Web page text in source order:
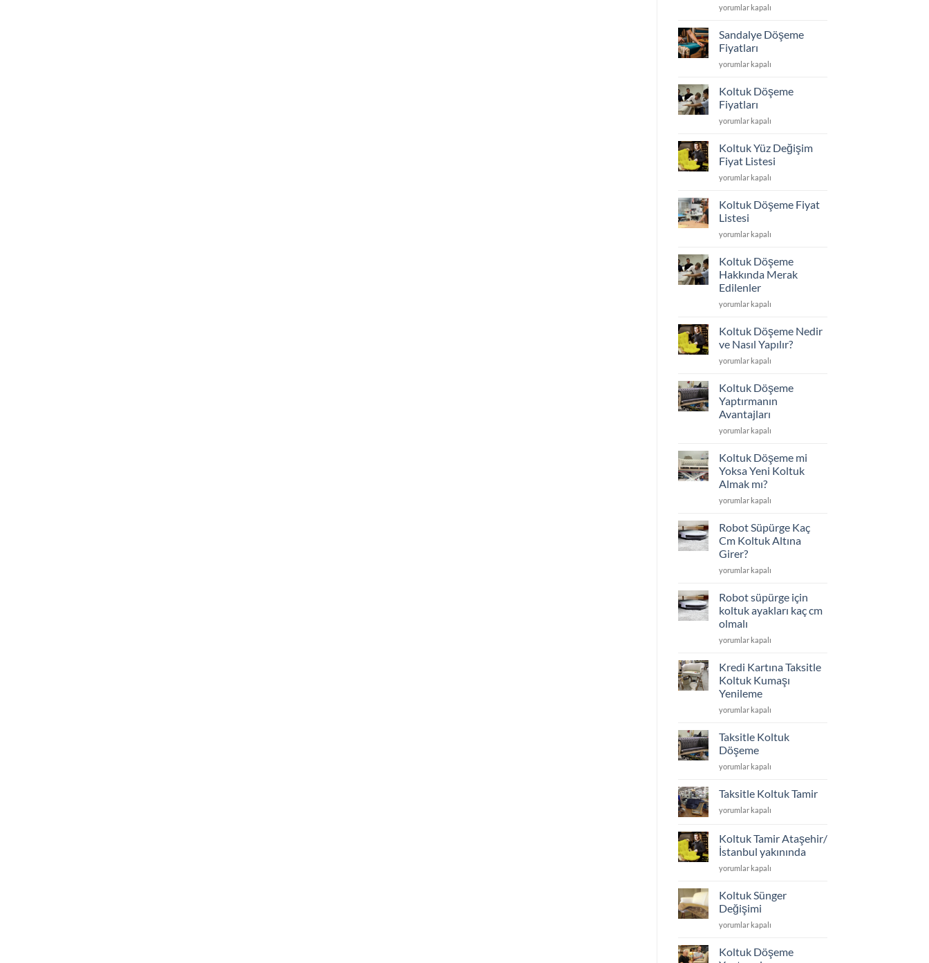
Değişimi
Dayanıklı
Kumaş
Seçimi
için
Kedi
Karşı
Dayanıklı
Koltuk
Hangisi?
için
yorumlar kapalı
Sandalye Döşeme
Fiyatları
Sandalye
Fiyatları
yorumlar kapalı
Koltuk Döşeme
Fiyatları
Koltuk
Fiyatları
yorumlar kapalı
Koltuk Yüz Değişim
Fiyat Listesi
Koltuk
Değişim
Listesi
için
yorumlar kapalı
Koltuk Döşeme Fiyat
Listesi
Koltuk
Fiyat
için
yorumlar kapalı
Koltuk Döşeme
Hakkında Merak
Edilenler
Koltuk
Hakkında
Edilenler
için
yorumlar kapalı
Koltuk Döşeme Nedir
ve Nasıl Yapılır?
Koltuk
Nedir
Nasıl
Yapılır?
için
yorumlar kapalı
Koltuk Döşeme
Yaptırmanın
Avantajları
Koltuk
Yaptırmanın
için
yorumlar kapalı
Koltuk Döşeme mi
Yoksa Yeni Koltuk
Almak mı?
Koltuk
mi
Yeni
Koltuk
Almak
için
yorumlar kapalı
Robot Süpürge Kaç
Cm Koltuk Altına
Girer?
Robot
Kaç
Koltuk
Altına
Girer?
yorumlar kapalı
Robot süpürge için
koltuk ayakları kaç cm
olmalı
Robot
için
ayakları
kaç
cm
için
yorumlar kapalı
Kredi Kartına Taksitle
Koltuk Kumaşı
Yenileme
Kredi
Taksitle
Kumaşı
Yenileme
yorumlar kapalı
Taksitle Koltuk
Döşeme
Taksitle
Döşeme
yorumlar kapalı
Taksitle Koltuk Tamir
Taksitle
için
yorumlar kapalı
Koltuk Tamir Ataşehir/
İstanbul yakınında
Koltuk
Ataşehir/
İstanbul
yakınında
için
yorumlar kapalı
Koltuk Sünger
Değişimi
Koltuk
Değişimi
yorumlar kapalı
Koltuk Döşeme